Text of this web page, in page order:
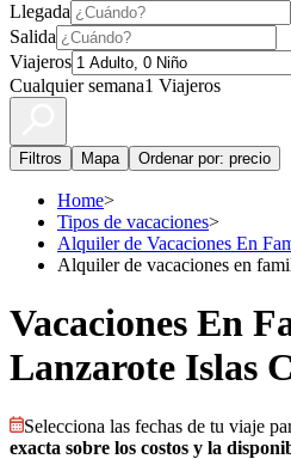
Llegada
Salida
Viajeros
Cualquier semana1 Viajeros
Filtros Mapa Ordenar por: precio
Home>
Tipos de vacaciones>
Alquiler de Vacaciones En
Alquiler de vacaciones en
Vacaciones En
Lanzarote Islas
Selecciona las fechas de tu viaje
exacta sobre los costos y la